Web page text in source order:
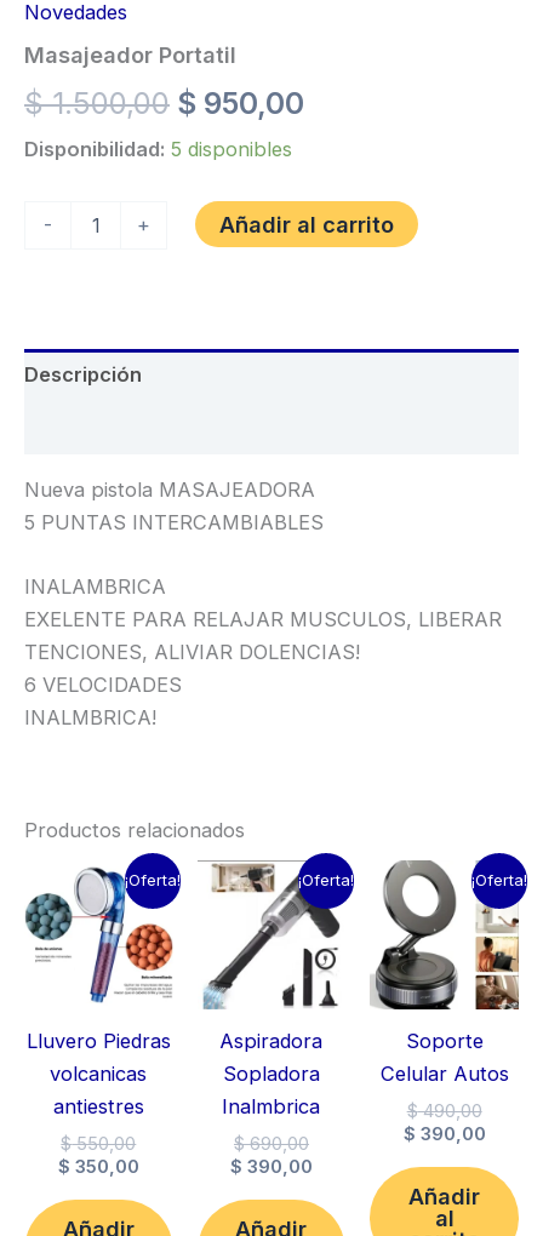
Novedades
Masajeador Portatil
$1.500,00 El
precio
original
era:
$ 950,00
actual
es:
Disponibilidad: 5 disponibles
- + Añadir al carrito
Descripción
Nueva pistola MASAJEADORA
5 PUNTAS INTERCAMBIABLES
INALAMBRICA
EXELENTE PARA RELAJAR MUSCULOS, LIBERAR
TENCIONES, ALIVIAR DOLENCIAS!
6 VELOCIDADES
INALMBRICA!
Productos relacionados
¡Oferta!
Lluvero Piedras
volcanicas
antiestres
$550,00El
precio
era:
$ 350,00El
actual
Añadir
¡Oferta!
Aspiradora
Sopladora
Inalmbrica
$690,00El
precio
era:
$ 390,00El
actual
Añadir
¡Oferta!
Soporte
Celular Autos
$490,00El
precio
era:
$
$ 390,00El
actual
$
Añadir
al